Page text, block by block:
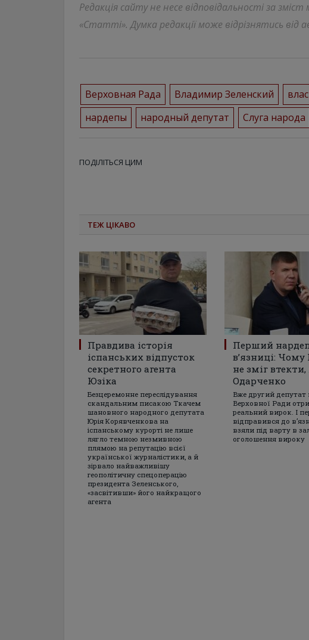
Редакція сайту не несе відповідальності за
«Статті». Думка редакції може відрізнятись від
Верховная Рада Владимир Зеленский
нардепы
народный депутат Слуга народа
ПОДІЛІТЬСЯ ЦИМ
ТЕЖ ЦІКАВО
Правдива історія
іспанських відпусток
секретного агента
Юзіка
Безцеремонне переслідування
скандальним писакою Ткачем
шановного народного депутата
Юрія Корявченкова на
іспанському курорті не лише
лягло темною незмивною
плямою на репутацію всієї
української журналістики, а й
зірвало найважливішу
геополітичну спецоперацію
президента Зеленського,
«засвітивши» його найкращого
агента
Перший
в’язниці: Чому
не зміг втекти,
Одарченко
Вже другий депутат
Верховної Ради
реальний вирок. І
відправився до
взяли під варту в
оголошення вироку